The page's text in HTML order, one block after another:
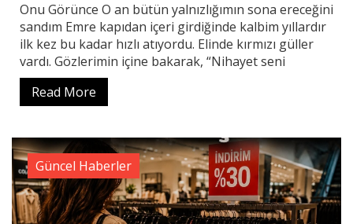
Onu Görünce O an bütün yalnızlığımın sona ereceğini
sandım Emre kapıdan içeri girdiğinde kalbim yıllardır
ilk kez bu kadar hızlı atıyordu. Elinde kırmızı güller
vardı. Gözlerimin içine bakarak, “Nihayet seni
Read More
Güncel Haberler